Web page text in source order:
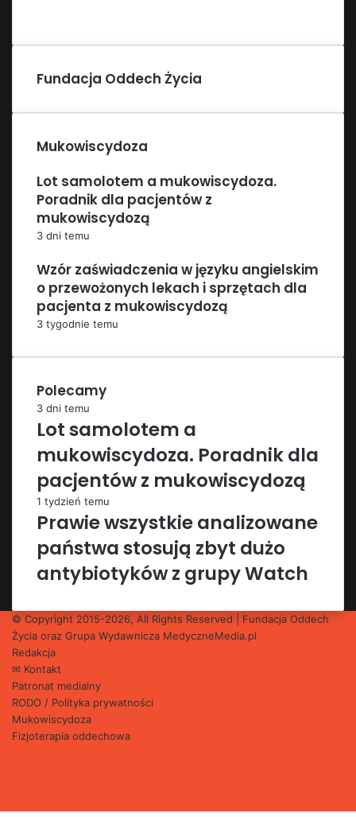
Fundacja Oddech Życia
Mukowiscydoza
Lot samolotem a mukowiscydoza.
Poradnik dla pacjentów z
mukowiscydozą
3 dni temu
Wzór zaświadczenia w języku angielskim
o przewożonych lekach i sprzętach dla
pacjenta z mukowiscydozą
3 tygodnie temu
Polecamy
3 dni temu
Lot samolotem a
mukowiscydoza. Poradnik dla
pacjentów z mukowiscydozą
1 tydzień temu
Prawie wszystkie analizowane
państwa stosują zbyt dużo
antybiotyków z grupy Watch
© Copyright 2015-2026, All Rights Reserved | Fundacja Oddech
Życia oraz Grupa Wydawnicza MedyczneMedia.pl
Redakcja
✉ Kontakt
Patronat medialny
RODO / Polityka prywatności
Mukowiscydoza
Fizjoterapia oddechowa